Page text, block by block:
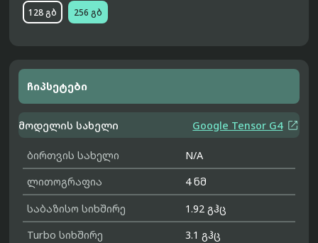
128 გბ 256 გბ
ჩიპსეტები
მოდელის სახელი Google Tensor G4 
ბირთვის სახელი
N/A
ლითოგრაფია
4 ნმ
საბაზისო სიხშირე
1.92 გჰც
Turbo სიხშირე
3.1 გჰც